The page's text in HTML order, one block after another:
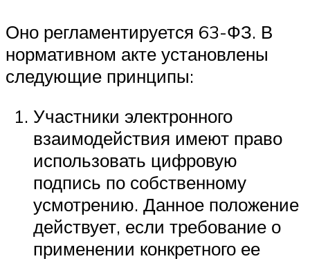
Оно регламентируется 63-ФЗ. В
нормативном акте установлены
следующие принципы:
Участники электронного
взаимодействия имеют право
использовать цифровую
подпись по собственному
усмотрению. Данное положение
действует, если требование о
применении конкретного ее